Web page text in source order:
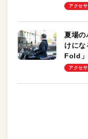
ーも
アクセサ
夏場の
けに
Fold」
却プレ
アクセサ